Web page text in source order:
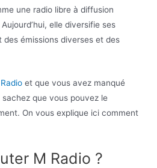
une radio libre à diffusion
elle diversifie ses
des émissions diverses et des
et que vous avez manqué
que vous pouvez le
On vous explique ici comment
M Radio ?